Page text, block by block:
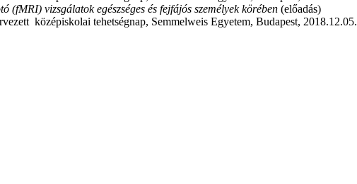
(fMRI) vizsgálatok egészséges és fejfájós személyek körében (előadás)
középiskolai tehetségnap, Semmelweis Egyetem, Budapest, 2018.12.05.